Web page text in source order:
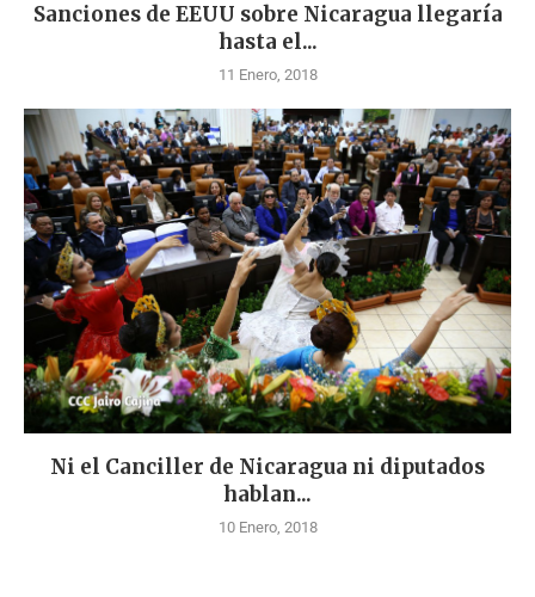
Sanciones de EEUU sobre Nicaragua llegaría
hasta el...
11 Enero, 2018
Ni el Canciller de Nicaragua ni diputados
hablan...
10 Enero, 2018